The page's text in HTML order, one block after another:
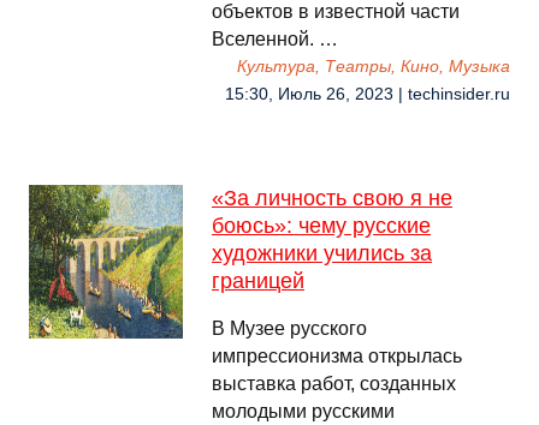
объектов в известной части
Вселенной. …
Культура, Театры, Кино, Музыка
15:30, Июль 26, 2023 | techinsider.ru
«За личность свою я не
боюсь»: чему русские
художники учились за
границей
В Музее русского
импрессионизма открылась
выставка работ, созданных
молодыми русскими